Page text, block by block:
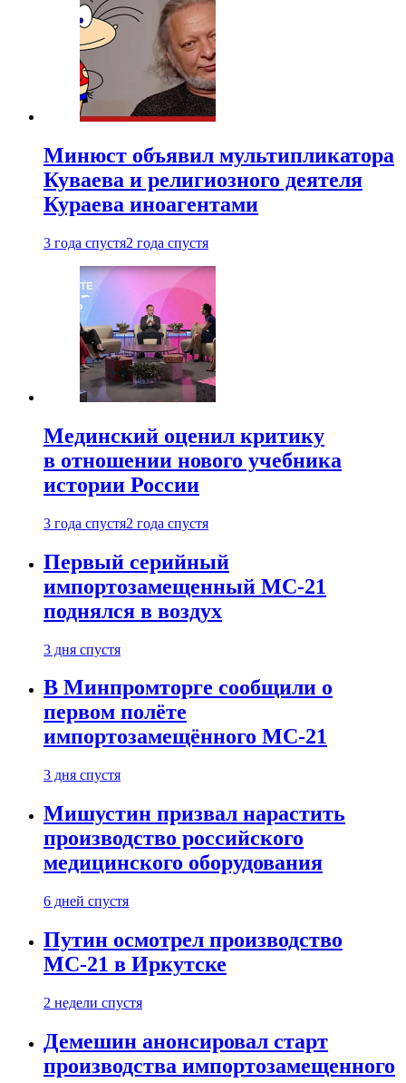
Минюст объявил мультипликатора
Куваева и религиозного деятеля
Кураева иноагентами
3 года спустя2 года спустя
Мединский оценил критику
в отношении нового учебника
истории России
3 года спустя2 года спустя
Первый серийный
импортозамещенный МС-21
поднялся в воздух
3 дня спустя
В Минпромторге сообщили о
первом полёте
импортозамещённого МС-21
3 дня спустя
Мишустин призвал нарастить
производство российского
медицинского оборудования
6 дней спустя
Путин осмотрел производство
МС-21 в Иркутске
2 недели спустя
Демешин анонсировал старт
производства импортозамещенного